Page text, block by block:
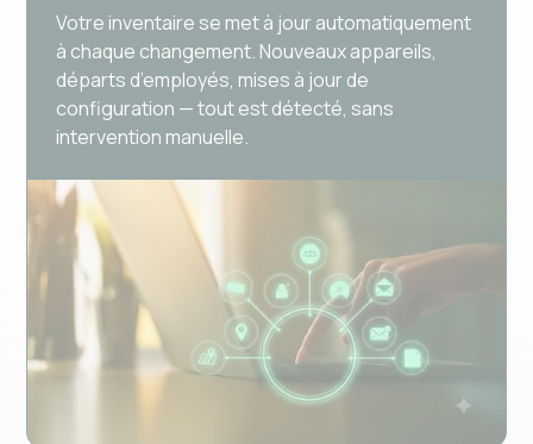
Votre inventaire se met à jour automatiquement
à chaque changement. Nouveaux appareils,
départs d’employés, mises à jour de
configuration — tout est détecté, sans
intervention manuelle.